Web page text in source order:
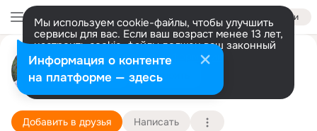
Войти
Мы используем cookie-файлы, чтобы улучшить
сервисы для вас. Если ваш возраст менее 13 лет,
настроить cookie-файлы должен ваш законный
представитель. Больше информации
Разрешить все Настроить
Андрей Озеров
Балашиха 7 августа (46 лет)
Подробнее
Добавить в друзья Написать
Информация о контенте
на платформе — здесь